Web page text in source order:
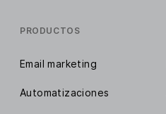
PRODUCTOS
Email marketing
Automatizaciones